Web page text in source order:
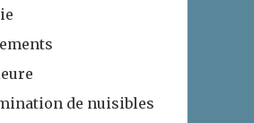
de nuisibles